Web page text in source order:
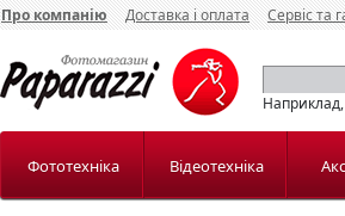
Про компанію Доставка і оплата Сервіс та
Наприклад,
Фототехніка Відеотехніка